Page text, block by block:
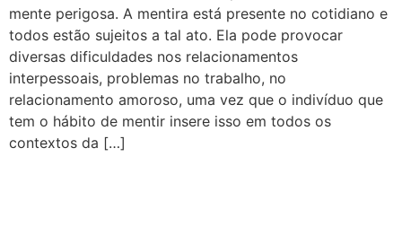
mente perigosa. A mentira está presente no cotidiano e
todos estão sujeitos a tal ato. Ela pode provocar
diversas dificuldades nos relacionamentos
interpessoais, problemas no trabalho, no
relacionamento amoroso, uma vez que o indivíduo que
tem o hábito de mentir insere isso em todos os
contextos da […]